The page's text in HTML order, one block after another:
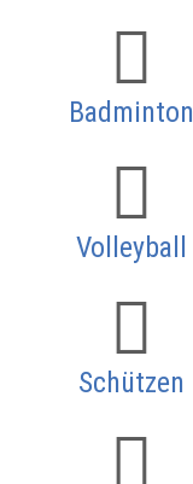
Badminton
Volleyball
Schützen